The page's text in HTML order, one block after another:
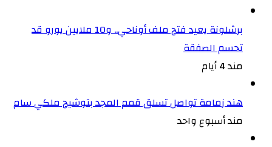
برشلونة يعيد فتح ملف أوناحي.. و10 ملايين يورو قد
تحسم الصفقة
مند 4 أيام
هند زمامة تواصل تسلق قمم المجد بتوشيح ملكي سام
مند أسبوع واحد